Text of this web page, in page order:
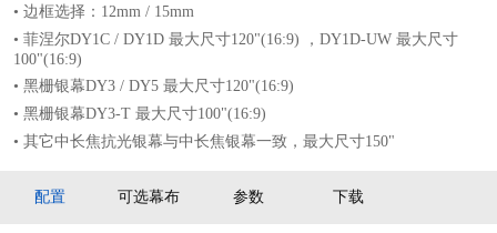
• 边框选择：12mm / 15mm
• 菲涅尔DY1C / DY1D 最大尺寸120"(16:9) ，DY1D-UW 最大尺寸
100"(16:9)
• 黑栅银幕DY3 / DY5 最大尺寸120"(16:9)
• 黑栅银幕DY3-T 最大尺寸100"(16:9)
• 其它中长焦抗光银幕与中长焦银幕一致，最大尺寸150"
配置 可选幕布 参数 下载